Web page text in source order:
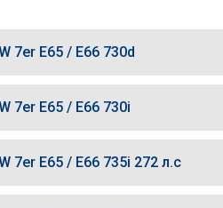
7er E65 / E66 730d
7er E65 / E66 730i
7er E65 / E66 735i 272 л.с